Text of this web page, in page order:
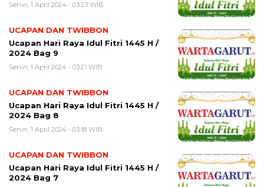
Senin, 1 April 2024 - 03:23 WIB
UCAPAN DAN TWIBBON
Ucapan Hari Raya Idul Fitri 1445 H /
2024 Bag 9
Senin, 1 April 2024 - 03:21 WIB
UCAPAN DAN TWIBBON
Ucapan Hari Raya Idul Fitri 1445 H /
2024 Bag 8
Senin, 1 April 2024 - 03:18 WIB
UCAPAN DAN TWIBBON
Ucapan Hari Raya Idul Fitri 1445 H /
2024 Bag 7